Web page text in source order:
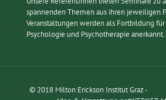
spannenden Themen aus ihren jeweiligen
Veranstaltungen werden als Fortbildung
Psychologie und Psychotherapie anerkannt.
© 2018 Milton Erickson Institut Graz -